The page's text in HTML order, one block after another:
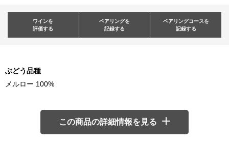
ワインを
評価する
ペアリングを
記録する
ペアリングコースを
記録する
ぶどう品種
メルロー 100%
この商品の詳細情報を見る